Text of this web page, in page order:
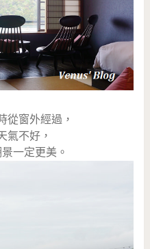
從窗外經過，
氣不好，
一定更美。